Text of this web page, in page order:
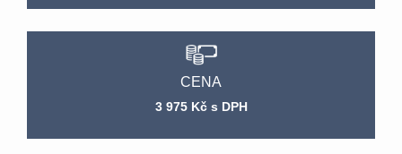
CENA
3 975 Kč s DPH